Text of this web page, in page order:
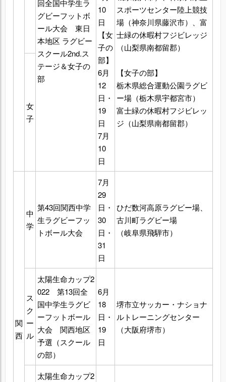
回全国中学生ラ
グビーフットボ
ール大会 東日
本地区 ラグビー
スクール2nd.ス
テージ＆女子の
部
10
日
【女
子の
部】
6月
12
日・
19
日
7月
10
日
スポーツセンター陸上競技
場（神奈川県藤沢市）、富
士緑の休暇村フジビレッジ
（山梨県南都留郡）
【女子の部】
栃木県総合運動公園ラグビ
ー場（栃木県宇都宮市）
富士緑の休暇村フジビレッ
ジ（山梨県南都留郡）
女
子
関
西
中
学
第43回関西中学
生ラグビーフッ
トボール大会
7月
29
日・
30
日・
31
日
ひだ数河高原ラグビー場、
古川町ラグビー場
（岐阜県飛騨市）
ス
ク
ー
ル
太陽生命カップ2
022 第13回全
国中学生ラグビ
ーフットボール
大会 関西地区
予選（スクール
の部）
6月
18
日・
19
日
堺市立サッカー・ナショナ
ルトレーニングセンター
（大阪府堺市）
太陽生命カップ2